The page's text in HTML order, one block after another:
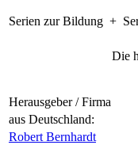
Serien zur Bildung +
Die
Herausgeber / Firma
aus Deutschland:
Robert Bernhardt